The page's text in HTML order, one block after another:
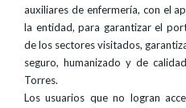
auxiliares de enfermería, con el
la entidad, para garantizar el
de los sectores visitados,
seguro, humanizado y de
Torres.
Los usuarios que no logran